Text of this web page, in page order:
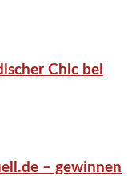
Chic bei
– gewinnen